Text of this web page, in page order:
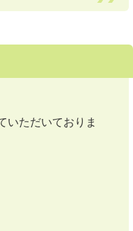
いただいておりま